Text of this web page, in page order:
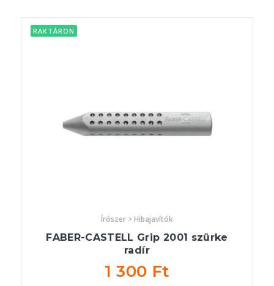
RAKTÁRON
Írószer > Hibajavítók
FABER-CASTELL Grip 2001 szürke
radír
1 300 Ft